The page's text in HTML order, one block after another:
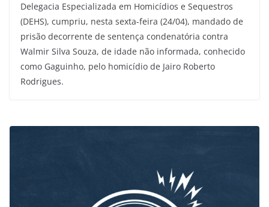
Delegacia Especializada em Homicídios e Sequestros
(DEHS), cumpriu, nesta sexta-feira (24/04), mandado de
prisão decorrente de sentença condenatória contra
Walmir Silva Souza, de idade não informada, conhecido
como Gaguinho, pelo homicídio de Jairo Roberto
Rodrigues.